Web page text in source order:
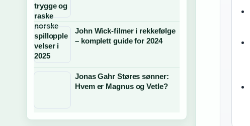
John Wick-filmer i rekkefølge
– komplett guide for 2024
Jonas Gahr Støres sønner:
Hvem er Magnus og Vetle?